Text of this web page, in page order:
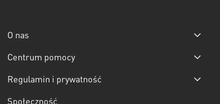
O nas
Centrum pomocy
Regulamin i prywatność
Społeczność